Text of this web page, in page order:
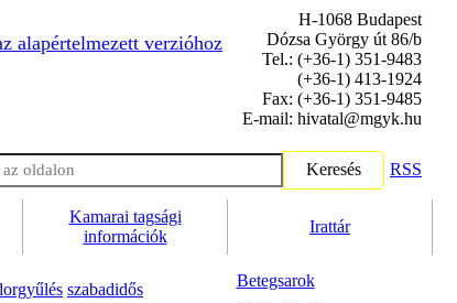
alapértelmezett verzióhoz
H-1068 Budapest
Dózsa György út 86/b
Tel.: (+36-1) 351-9483
(+36-1) 413-1924
Fax: (+36-1) 351-9485
E-mail: hivatal@mgyk.hu
Keresés RSS
Kamarai tagsági
információk
Irattár
szabadidős
Betegsarok